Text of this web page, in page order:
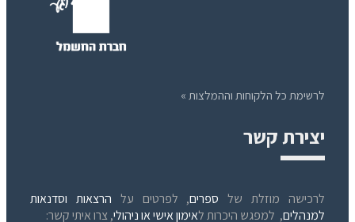
לרשימת כל הלקוחות וההמלצות »
יצירת קשר
לרכישה מוזלת של ספרים, לפרטים על הרצאות וסדנאות
למנהלים, למפגש היכרות לאימון אישי או ניהולי, צרו איתי קשר: